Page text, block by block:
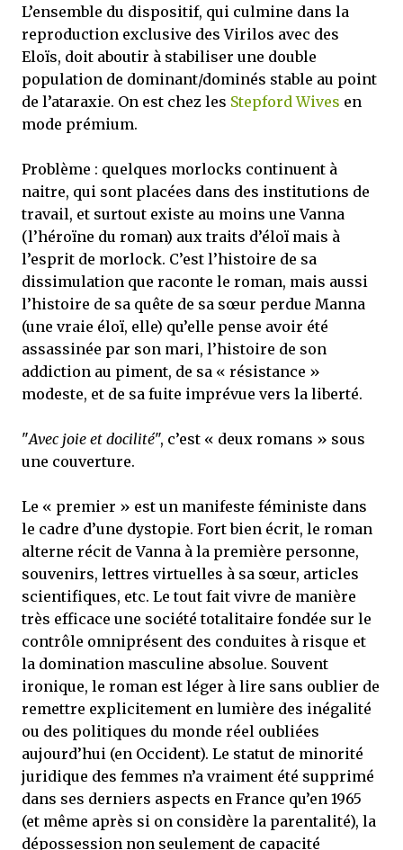
L’ensemble du dispositif, qui culmine dans la
reproduction exclusive des Virilos avec des
Eloïs, doit aboutir à stabiliser une double
population de dominant/dominés stable au point
de l’ataraxie. On est chez les Stepford Wives en
mode prémium.
Problème : quelques morlocks continuent à
naitre, qui sont placées dans des institutions de
travail, et surtout existe au moins une Vanna
(l’héroïne du roman) aux traits d’éloï mais à
l’esprit de morlock. C’est l’histoire de sa
dissimulation que raconte le roman, mais aussi
l’histoire de sa quête de sa sœur perdue Manna
(une vraie éloï, elle) qu’elle pense avoir été
assassinée par son mari, l’histoire de son
addiction au piment, de sa « résistance »
modeste, et de sa fuite imprévue vers la liberté.
"Avec joie et docilité", c’est « deux romans » sous
une couverture.
Le « premier » est un manifeste féministe dans
le cadre d’une dystopie. Fort bien écrit, le roman
alterne récit de Vanna à la première personne,
souvenirs, lettres virtuelles à sa sœur, articles
scientifiques, etc. Le tout fait vivre de manière
très efficace une société totalitaire fondée sur le
contrôle omniprésent des conduites à risque et
la domination masculine absolue. Souvent
ironique, le roman est léger à lire sans oublier de
remettre explicitement en lumière des inégalité
ou des politiques du monde réel oubliées
aujourd’hui (en Occident). Le statut de minorité
juridique des femmes n’a vraiment été supprimé
dans ses derniers aspects en France qu’en 1965
(et même après si on considère la parentalité), la
dépossession non seulement de capacité